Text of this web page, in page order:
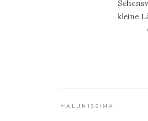
kleine
MALUNISSIMA